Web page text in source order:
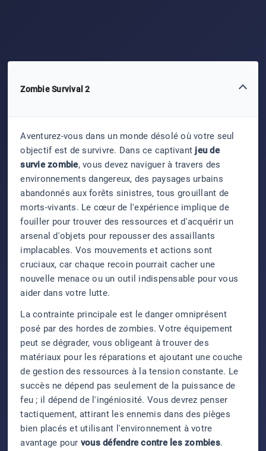
Zombie Survival 2
Aventurez-vous dans un monde désolé où votre seul
objectif est de survivre. Dans ce captivant jeu de
survie zombie, vous devez naviguer à travers des
environnements dangereux, des paysages urbains
abandonnés aux forêts sinistres, tous grouillant de
morts-vivants. Le cœur de l'expérience implique de
fouiller pour trouver des ressources et d'acquérir un
arsenal d'objets pour repousser des assaillants
implacables. Vos mouvements et actions sont
cruciaux, car chaque recoin pourrait cacher une
nouvelle menace ou un outil indispensable pour vous
aider dans votre lutte.
La contrainte principale est le danger omniprésent
posé par des hordes de zombies. Votre équipement
peut se dégrader, vous obligeant à trouver des
matériaux pour les réparations et ajoutant une couche
de gestion des ressources à la tension constante. Le
succès ne dépend pas seulement de la puissance de
feu ; il dépend de l'ingéniosité. Vous devrez penser
tactiquement, attirant les ennemis dans des pièges
bien placés et utilisant l'environnement à votre
avantage pour vous défendre contre les zombies.